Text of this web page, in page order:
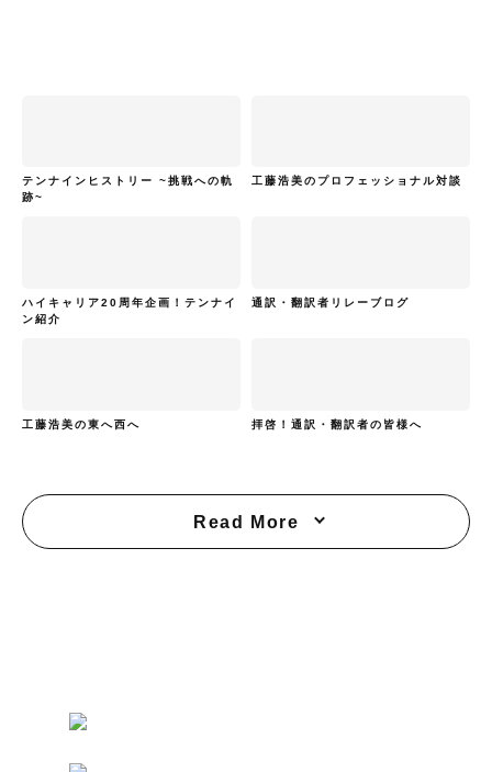
テンナインヒストリー ~挑戦への軌
跡~
工藤浩美のプロフェッショナル対談
ハイキャリア20周年企画！テンナイ
ン紹介
通訳・翻訳者リレーブログ
工藤浩美の東へ西へ 拝啓！通訳・翻訳者の皆様へ
Read More